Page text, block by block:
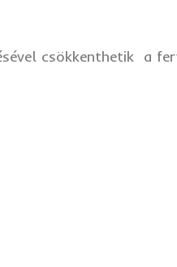
csökkenthetik a